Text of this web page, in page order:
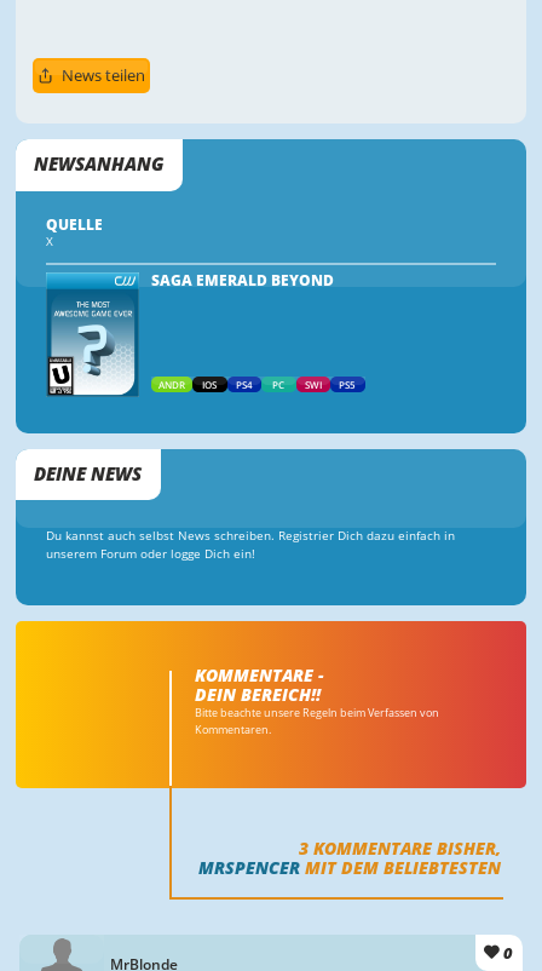
News teilen
NEWSANHANG
QUELLE
X
SAGA EMERALD BEYOND
ANDR IOS PS4 PC SWI PS5
DEINE NEWS
Du kannst auch selbst News schreiben. Registrier Dich dazu einfach in
unserem Forum oder logge Dich ein!
KOMMENTARE -
DEIN BEREICH!!
Bitte beachte unsere Regeln beim Verfassen von
Kommentaren.
3 KOMMENTARE BISHER,
MRSPENCER MIT DEM BELIEBTESTEN
MrBlonde 0